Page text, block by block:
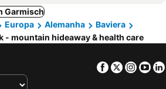
Garmisch
Europa Alemanha
Baviera
- mountain hideaway & health care
Facebook
Twitter